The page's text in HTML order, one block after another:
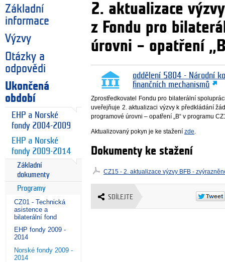
Základní
informace
Výzvy
Otázky a
odpovědi
Ukončená
období
EHP a Norské
fondy 2004-2009
EHP a Norské
fondy 2009-2014
Základní
dokumenty
Programy
CZ01 - Technická
asistence a
bilaterální fond
EHP fondy 2009 -
2014
Norské fondy 2009 -
2014
2. aktualizace
z Fondu pro
úrovni – opatření
oddělení 5804 - Národní
finančních mechanismů
Zprostředkovatel Fondu pro bilaterální
uveřejňuje 2. aktualizaci výzvy k předkládání
programové úrovni – opatření „B“ v programu
Aktualizovaný pokyn je ke staženízde.
Dokumenty ke stažení
CZ15 - 2. aktualizace výzvy BFB -
SDÍLEJTE